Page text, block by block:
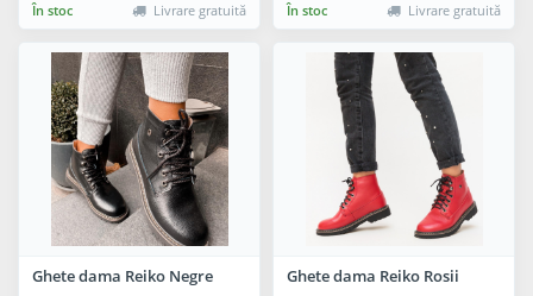
În stoc Livrare gratuită În stoc Livrare gratuită
Ghete dama Reiko Negre Ghete dama Reiko Rosii